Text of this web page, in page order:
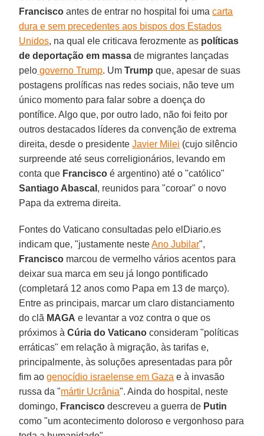
Francisco antes de entrar no hospital foi umacarta
dura e sem precedentes aos bispos dos Estados
Unidos, na qual ele criticava ferozmente as políticas
de deportação em massa de migrantes lançadas
pelo governo Trump. UmTrump que, apesar de suas
postagens prolíficas nas redes sociais, não teve um
único momento para falar sobre a doença do
pontífice. Algo que, por outro lado, não foi feito por
outros destacados líderes da convenção de extrema
direita, desde o presidenteJavier Milei (cujo silêncio
surpreende até seus correligionários, levando em
conta que Francisco é argentino) até o "católico"
Santiago Abascal , reunidos para "coroar" o novo
Papa da extrema direita.
Fontes do Vaticano consultadas pelo elDiario.es
indicam que, "justamente nesteAno Jubilar",
Francisco marcou de vermelho vários acentos para
deixar sua marca em seu já longo pontificado
(completará 12 anos como Papa em 13 de março).
Entre as principais, marcar um claro distanciamento
do clã MAGA e levantar a voz contra o que os
próximos àCúria do Vaticano consideram "políticas
erráticas" em relação à migração, às tarifas e,
principalmente, às soluções apresentadas para pôr
fim aogenocídio israelense em Gaza e à invasão
russa da "mártir Ucrânia". Ainda do hospital, neste
domingo, Francisco descreveu a guerra de Putin
como "um acontecimento doloroso e vergonhoso para